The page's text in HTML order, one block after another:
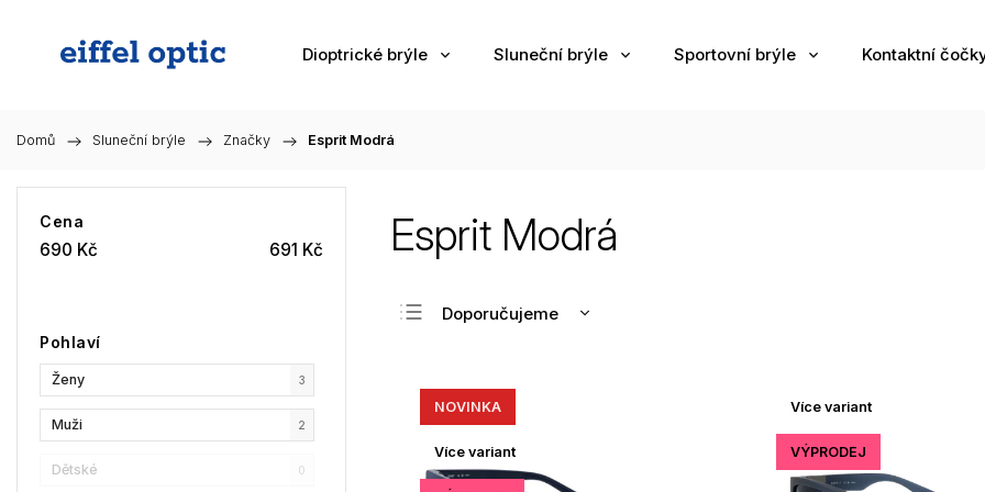
Dioptrické brýle Sluneční brýle Sportovní brýle Kontaktní
Domů / Sluneční brýle / Značky / Esprit Modrá
Cena
690 Kč 691 Kč
Pohlaví
Ženy 3
Muži 2
Dětské 0
Esprit Modrá
Doporučujeme
Nejprodávanější
Abecedně
NOVINKA
Více variant
Více variant
VÝPRODEJ